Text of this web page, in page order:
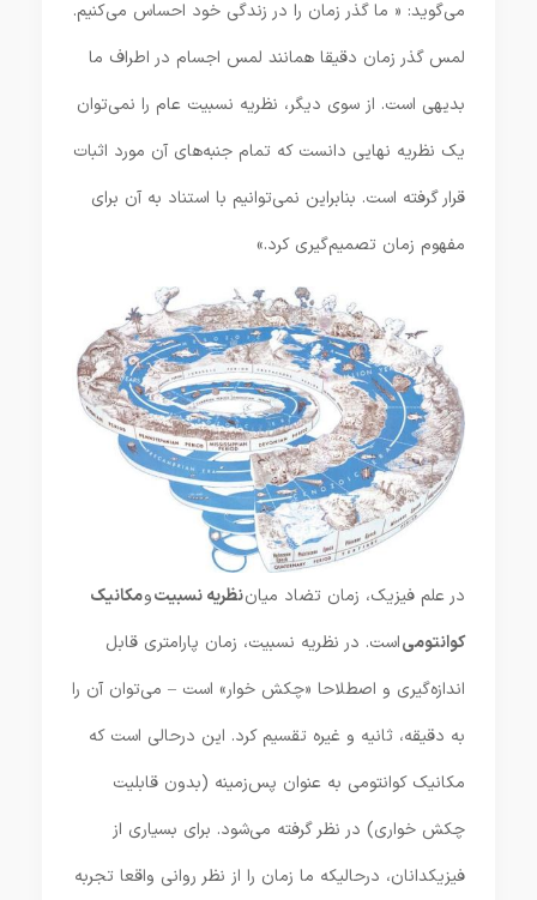
می‌گوید: « ما گذر زمان را در زندگی خود احساس می‌کنیم.
لمس گذر زمان دقیقا همانند لمس اجسام در اطراف ما
بدیهی است. از سوی دیگر، نظریه نسبیت عام را نمی‌توان
یک نظریه نهایی دانست که تمام جنبه‌های آن مورد اثبات
قرار گرفته است. بنابراین نمی‌توانیم با استناد به آن برای
مفهوم زمان تصمیم‌گیری کرد.»
در علم فیزیک، زمان تضاد میاننظریه نسبیتومکانیک
کوانتومیاست. در نظریه نسبیت، زمان پارامتری قابل
اندازه‌گیری و اصطلاحا «چکش خوار» است – می‌توان آن را
به دقیقه، ثانیه و غیره تقسیم کرد. این درحالی است که
مکانیک کوانتومی به عنوان پس‌زمینه (بدون قابلیت
چکش‌ خواری) در نظر گرفته می‌شود. برای بسیاری از
فیزیکدانان، درحالیکه ما زمان را از نظر روانی واقعا تجربه